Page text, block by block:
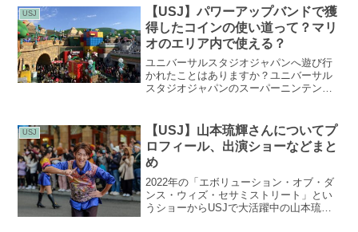
開催されていたショーと比較して千秋楽
を予想してい...
USJ
【USJ】パワーアップバンドで獲
得したコインの使い道って？マリ
オのエリア内で使える？
ユニバーサルスタジオジャパンへ遊び行
かれたことはありますか？ユニバーサル
スタジオジャパンのスーパーニンテンド
験するとコインをゲットすることができ
ます。パワーアップバンド...
USJ
【USJ】山本琉輝さんについてプ
ロフィール、出演ショーなどまと
め
2022年の「エボリューション・オブ・ダ
ンス・ウィズ・セサミストリート」とい
うショーからUSJで大活躍中の山本琉輝